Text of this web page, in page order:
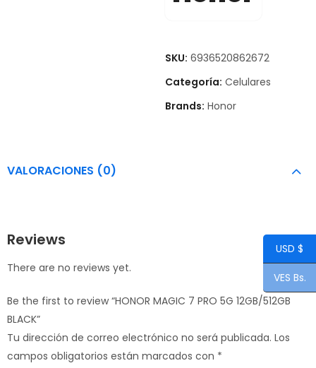
SKU: 6936520862672
Categoría: Celulares
Brands: Honor
VALORACIONES (0)
Reviews
There are no reviews yet.
Be the first to review “HONOR MAGIC 7 PRO 5G 12GB/512GB
BLACK”
Tu dirección de correo electrónico no será publicada. Los
campos obligatorios están marcados con *
USD $
VES Bs.